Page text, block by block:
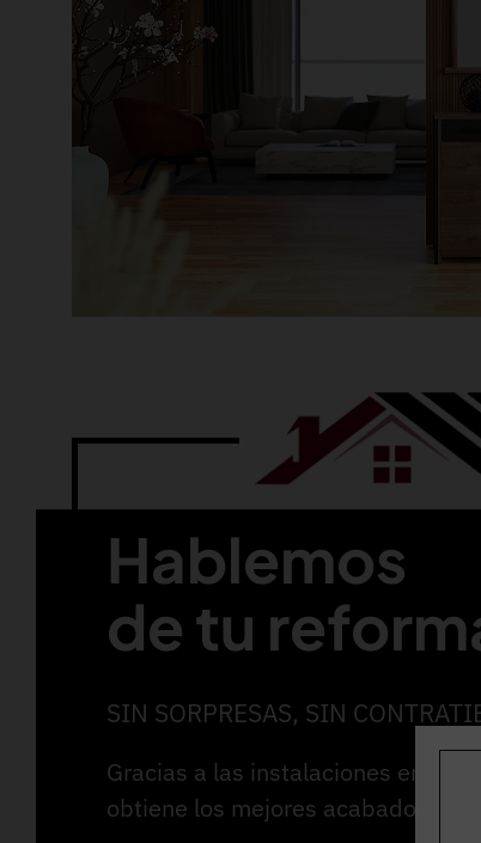
Hablemos
de tu
SIN SORPRESAS, SIN
Gracias a las instalaciones en
obtiene los mejores acabados en